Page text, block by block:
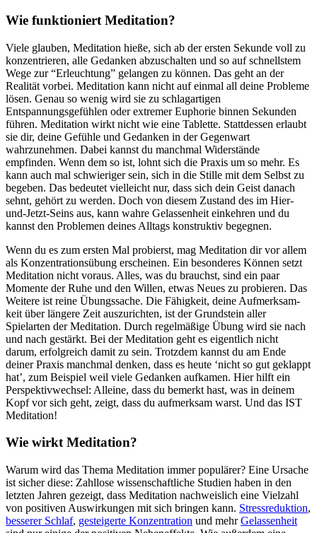
Wie funk­tio­niert Medi­ta­tion?
Viele glau­ben, Medi­ta­tion hieße, sich ab der ersten Sekunde voll zu
kon­zen­trie­ren, alle Gedan­ken abzuschal­ten und so auf schnells­tem
Wege zur “Erleuch­tung” gelan­gen zu können. Das geht an der
Realität vorbei. Meditation kann nicht auf einmal all deine Probleme
lösen. Genau so wenig wird sie zu schlagartigen
Entspannungsgefühlen oder extremer Euphorie binnen Sekunden
führen. Meditation wirkt nicht wie eine Tablette. Stattdessen erlaubt
sie dir, deine Gefühle und Gedanken in der Gegenwart
wahrzunehmen. Dabei kannst du manchmal Widerstände
empfinden. Wenn dem so ist, lohnt sich die Praxis um so mehr. Es
kann auch mal schwieriger sein, sich in die Stille mit dem Selbst zu
begeben. Das bedeutet vielleicht nur, dass sich dein Geist danach
sehnt, gehört zu werden. Doch von diesem Zustand des im Hier-
und-Jetzt-Seins aus, kann wahre Gelassenheit einkehren und du
kannst den Problemen deines Alltags konstruktiv begegnen.
Wenn du es zum ersten Mal probierst, mag Meditation dir vor allem
als Konzentrationsübung erscheinen. Ein besonderes Können setzt
Meditation nicht voraus. Alles, was du brauchst, sind ein paar
Momente der Ruhe und den Willen, etwas Neues zu pro­bie­ren. Das
Wei­tere ist reine Übungs­sa­che. Die Fähig­keit, deine Auf­merk­sam­
keit über län­gere Zeit aus­zu­rich­ten, ist der Grund­stein aller
Spielarten der Medi­ta­tion. Durch regel­mä­ßige Übung wird sie nach
und nach gestärkt. Bei der Meditation geht es eigentlich nicht
darum, erfolgreich damit zu sein. Trotzdem kannst du am Ende
deiner Praxis manchmal denken, dass es heute ‘nicht so gut geklappt
hat’, zum Beispiel weil viele Gedanken aufkamen. Hier hilft ein
Perspektivwechsel: Alleine, dass du bemerkt hast, was in deinem
Kopf vor sich geht, zeigt, dass du aufmerksam warst. Und das IST
Meditation!
Wie wirkt Medi­ta­tion?
Warum wird das Thema Medi­ta­tion immer popu­lä­rer? Eine Ursache
ist sicher diese: Zahllose wissenschaftliche Studien haben in den
letzten Jahren gezeigt, dass Meditation nachweislich eine Vielzahl
von positiven Auswirkungen mit sich bringen kann. Stress­re­duk­tion,
bes­se­rer Schlaf, gestei­gerte Konzentration und mehrGelassenheit